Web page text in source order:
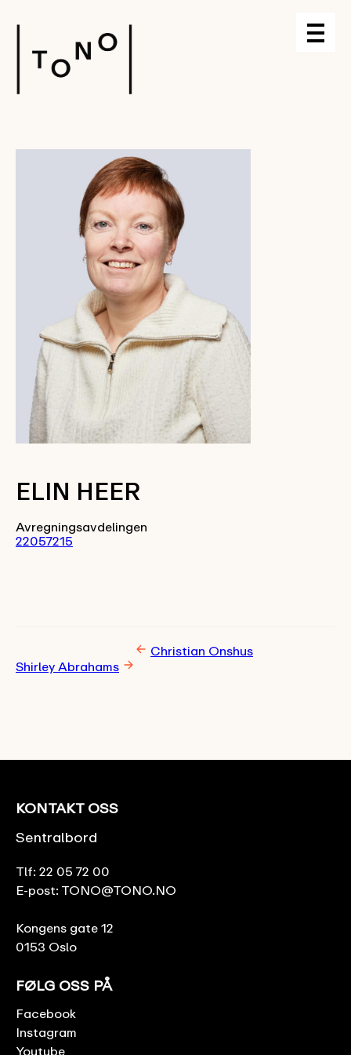
ELIN HEER
Avregningsavdelingen
22057215
Christian Onshus
Shirley Abrahams
KONTAKT OSS
Sentralbord
Tlf: 22 05 72 00
E-post: TONO@TONO.NO
Kongens gate 12
0153 Oslo
FØLG OSS PÅ
Facebook
Instagram
Youtube